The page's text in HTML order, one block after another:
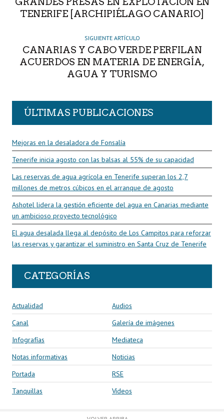
TENERIFE [ARCHIPIÉLAGO CANARIO]
SIGUIENTE ARTÍCULO
CANARIAS Y CABO VERDE PERFILAN
ACUERDOS EN MATERIA DE ENERGÍA,
AGUA Y TURISMO
ÚLTIMAS PUBLICACIONES
Mejoras en la desaladora de Fonsalía
Tenerife inicia agosto con las balsas al 55% de su capacidad
Las reservas de agua agrícola en Tenerife superan los 2,7
millones de metros cúbicos en el arranque de agosto
Ashotel lidera la gestión eficiente del agua en Canarias mediante
un ambicioso proyecto tecnológico
El agua desalada llega al depósito de Los Campitos para reforzar
las reservas y garantizar el suministro en Santa Cruz de Tenerife
CATEGORÍAS
Actualidad
Audios
Canal
Galería de imágenes
Infografías
Mediateca
Notas informativas
Noticias
Portada
RSE
Tanquillas
Vídeos